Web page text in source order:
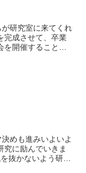
研究室に来てくれ
めも進みいよいよ